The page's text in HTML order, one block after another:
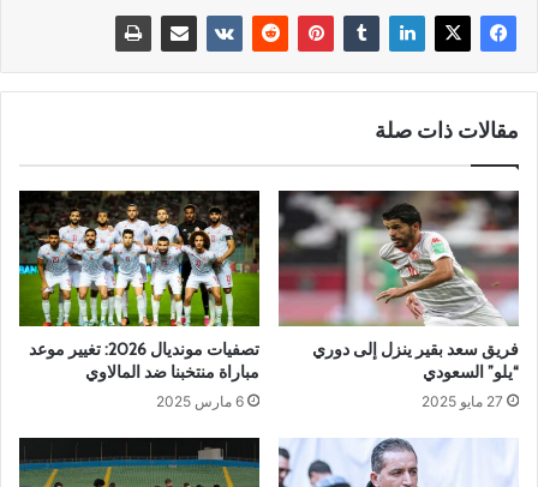
مقالات ذات صلة
فريق سعد بقير ينزل إلى دوري
“يلو” السعودي
27 مايو 2025
تصفيات مونديال 2026: تغيير موعد
مباراة منتخبنا ضد المالاوي
6 مارس 2025